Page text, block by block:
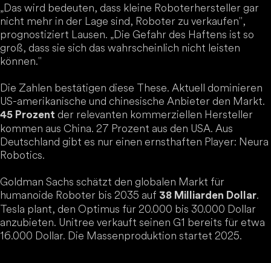
„Das wird bedeuten, dass kleine Roboterhersteller gar
nicht mehr in der Lage sind, Roboter zu verkaufen",
prognostiziert Lausen. „Die Gefahr des Haftens ist so
groß, dass sie sich das wahrscheinlich nicht leisten
können."
Die Zahlen bestätigen diese These. Aktuell dominieren
US-amerikanische und chinesische Anbieter den Markt.
45 Prozent der relevanten kommerziellen Hersteller
kommen aus China. 27 Prozent aus den USA. Aus
Deutschland gibt es nur einen ernsthaften Player: Neura
Robotics.
Goldman Sachs schätzt den globalen Markt für
humanoide Roboter bis 2035 auf 38 Milliarden Dollar.
Tesla plant, den Optimus für 20.000 bis 30.000 Dollar
anzubieten. Unitree verkauft seinen G1 bereits für etwa
16.000 Dollar. Die Massenproduktion startet 2025.